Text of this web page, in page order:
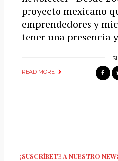
proyecto mexicano
emprendedores y
tener una presencia
READ MORE
¡SUSCRÍBETE A NUESTRO